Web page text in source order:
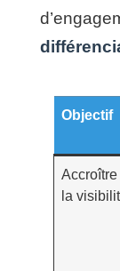
Objectif
Accroître
la